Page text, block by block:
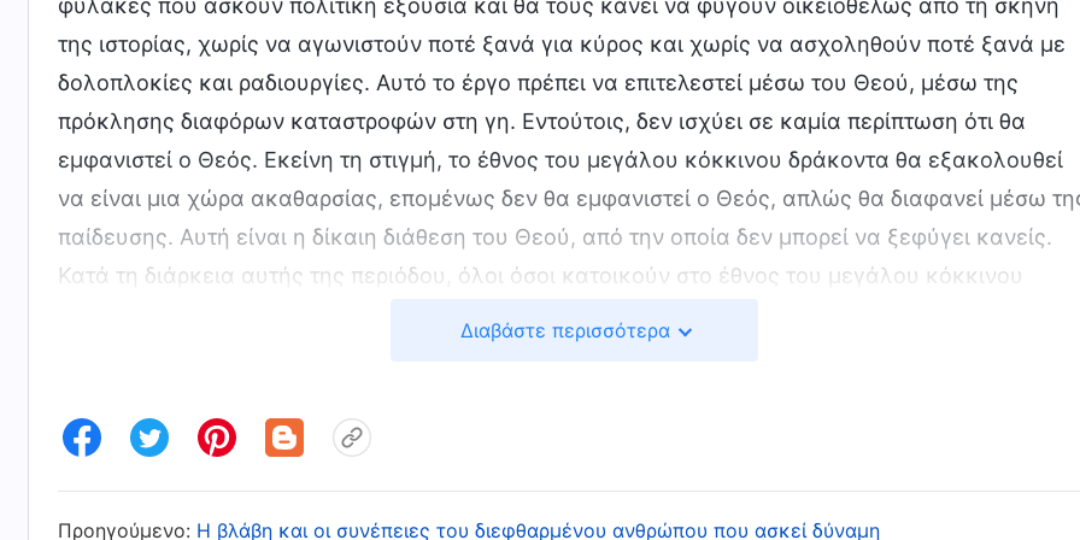
φύλακες που ασκούν πολιτική εξουσία και θα τους κάνει να φύγουν οικειοθελώς από τη σκηνή
της ιστορίας, χωρίς να αγωνιστούν ποτέ ξανά για κύρος και χωρίς να ασχοληθούν ποτέ ξανά με
δολοπλοκίες και ραδιουργίες. Αυτό το έργο πρέπει να επιτελεστεί μέσω του Θεού, μέσω της
πρόκλησης διαφόρων καταστροφών στη γη. Εντούτοις, δεν ισχύει σε καμία περίπτωση ότι θα
εμφανιστεί ο Θεός. Εκείνη τη στιγμή, το έθνος του μεγάλου κόκκινου δράκοντα θα εξακολουθεί
να είναι μια χώρα ακαθαρσίας, επομένως δεν θα εμφανιστεί ο Θεός, απλώς θα διαφανεί μέσω
παίδευσης. Αυτή είναι η δίκαιη διάθεση του Θεού, από την οποία δεν μπορεί να ξεφύγει κανείς.
Κατά τη διάρκεια αυτής της περιόδου, όλοι όσοι κατοικούν στο έθνος του μεγάλου κόκκινου
αυτού του σταδίου του έργου, ο Θεός λέει: «Τώρα είναι η ώρα για την υλοποίηση μεγαλειωδών
Διαβάστε περισσότερα
Προηγούμενο: Η βλάβη και οι συνέπειες του διεφθαρμένου ανθρώπου που ασκεί δύναμη